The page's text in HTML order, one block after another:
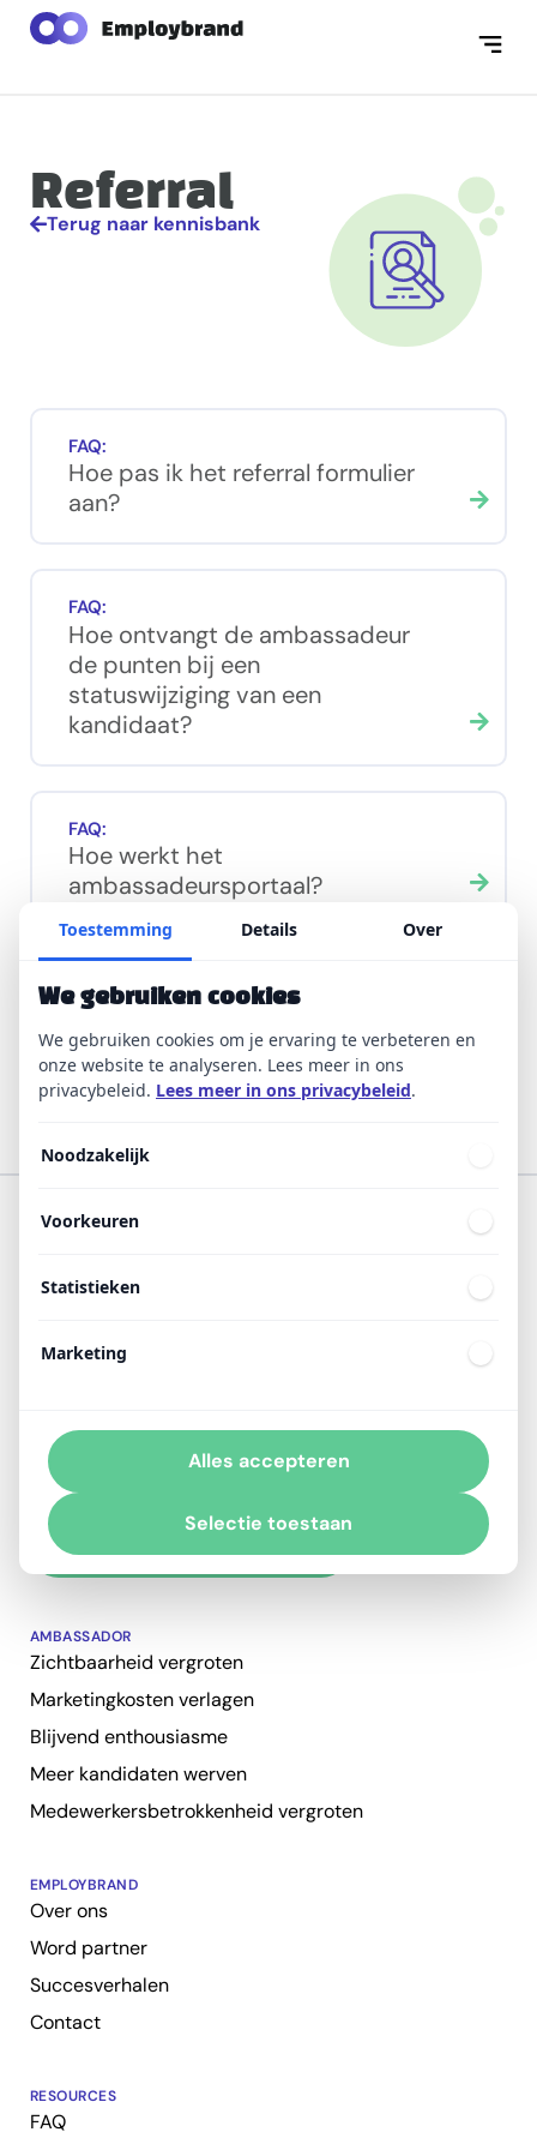
Referral
Terug naar kennisbank
FAQ:
Hoe pas ik het referral formulier
aan?
FAQ:
Hoe ontvangt de ambassadeur
de punten bij een
statuswijziging van een
kandidaat?
FAQ:
Hoe werkt het
ambassadeursportaal?
FAQ:
Hoe worden punten toegekend
voor kandidaten?
Maak collega’s actief onderdeel van je
EMPLOYBRAND PROBEREN?
AMBASSADOR
Zichtbaarheid vergroten
Marketingkosten verlagen
Blijvend enthousiasme
Meer kandidaten werven
Medewerkersbetrokkenheid vergroten
EMPLOYBRAND
Over ons
Word partner
Succesverhalen
Contact
RESOURCES
FAQ
Toestemming Details Over
We gebruiken cookies
We gebruiken cookies om je ervaring te verbeteren en
onze website te analyseren. Lees meer in ons
privacybeleid. Lees meer in ons privacybeleid.
Noodzakelijk
Voorkeuren
Statistieken
Marketing
Selectie toestaan
Alles accepteren